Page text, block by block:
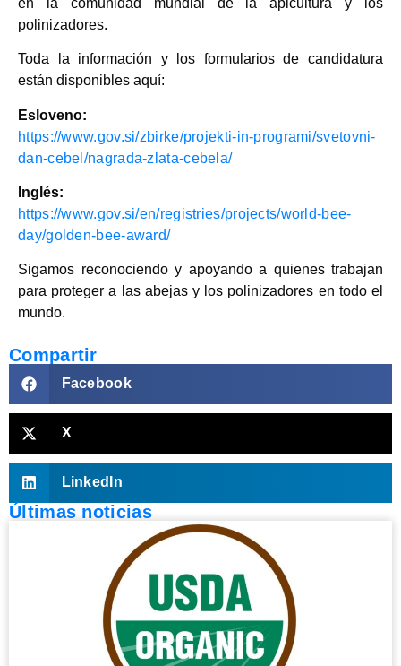
polinizadores.
Toda la información y los formularios de candidatura
están disponibles aquí:
Esloveno:
https://www.gov.si/zbirke/projekti-in-programi/svetovni-
dan-cebel/nagrada-zlata-cebela/
Inglés:
https://www.gov.si/en/registries/projects/world-bee-
day/golden-bee-award/
Sigamos reconociendo y apoyando a quienes trabajan
para proteger a las abejas y los polinizadores en todo el
mundo.
Compartir
Facebook
X
LinkedIn
Últimas noticias